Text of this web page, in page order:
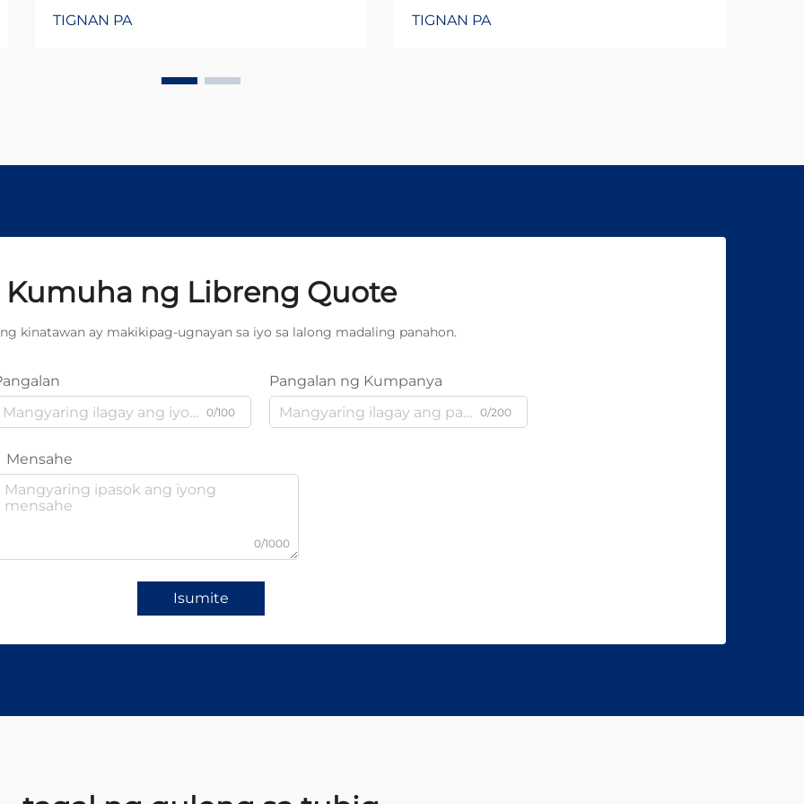
TIGNAN PA TIGNAN PA
Kumuha ng Libreng Quote
kinatawan ay makikipag-ugnayan sa iyo sa lalong madaling panahon.
0/100
Pangalan ng Kumpanya
0/200
Mensahe
0/1000
Isumite